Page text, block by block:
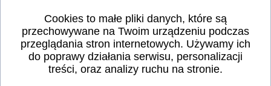
Co wniesie w moje
życie ta znajomość?
Czego mogę się przy
Cookies to małe pliki danych, które są
przechowywane na Twoim urządzeniu podczas
przeglądania stron internetowych. Używamy ich
do poprawy działania serwisu, personalizacji
treści, oraz analizy ruchu na stronie.